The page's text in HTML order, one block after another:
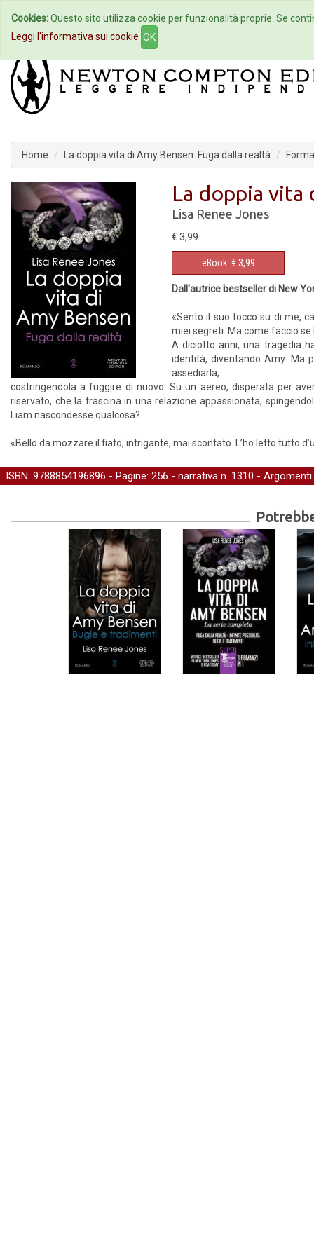
Home Autori Eventi
Home La doppia vita di Amy Bensen. Fuga dalla realtà
La doppia vita
Lisa Renee Jones
€ 3,99
eBook € 3,99
Dall'autrice bestseller di New
«Sento il suo tocco su di me,
miei segreti. Ma come faccio se
A diciotto anni, una tragedia
identità, diventando Amy. Ma
assediarla,
costringendola a fuggire di nuovo. Su un aereo, disperata per
riservato, che la trascina in una relazione appassionata,
Liam nascondesse qualcosa?
«Bello da mozzare il fiato, intrigante, mai scontato. L’ho letto tutto
ISBN: 9788854196896 - Pagine: 256 - narrativa n. 1310 -
Cookies:Questo sito utilizza cookie per funzionalità proprie. Se
Leggi l'informativa sui cookie OK